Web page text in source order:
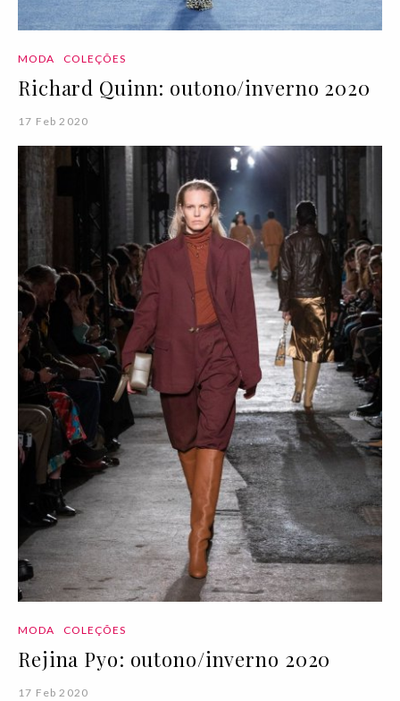
MODA COLEÇÕES
Richard Quinn: outono/inverno 2020
17 Feb 2020
MODA COLEÇÕES
Rejina Pyo: outono/inverno 2020
17 Feb 2020